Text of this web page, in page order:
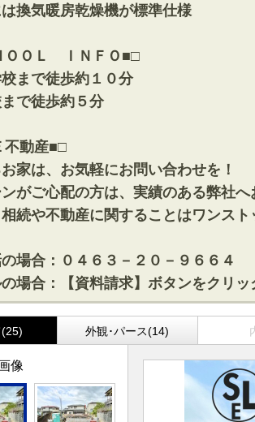
は換気暖房乾燥機が標準仕様
ＯＯＬ ＩＮＦＯ■□
まで徒歩約１０分
で徒歩約５分
不動産■□
家は、お気軽にお問い合わせを！
がご心配の方は、実績のある弊社へ
続や不動産に関することはワンスト
場合：０４６３－２０－９６６４
場合：【資料請求】ボタンをクリッ
外観･パース(14)
像